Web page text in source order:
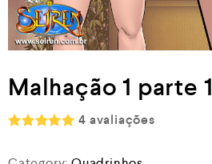
Malhação 1 parte 1
out of 5
4 avaliações